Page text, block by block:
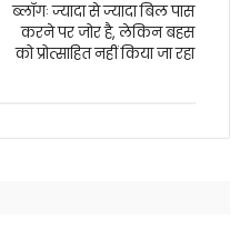
ब्लॉगः ज्यादा से ज्यादा बिल पास
करने पर जोर है, लेकिन बहस
को प्रोत्साहित नहीं किया जा रहा